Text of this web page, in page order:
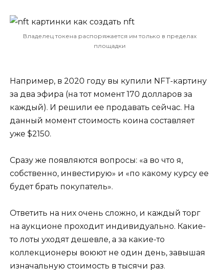
Владелец токена распоряжается им только в пределах
площадки
Например, в 2020 году вы купили NFT-картину
за два эфира (на тот момент 170 долларов за
каждый). И решили ее продавать сейчас. На
данный момент стоимость коина составляет
уже $2150.
Сразу же появляются вопросы: «а во что я,
собственно, инвестирую» и «по какому курсу ее
будет брать покупатель».
Ответить на них очень сложно, и каждый торг
на аукционе проходит индивидуально. Какие-
то лоты уходят дешевле, а за какие-то
коллекционеры воюют не один день, завышая
изначальную стоимость в тысячи раз.